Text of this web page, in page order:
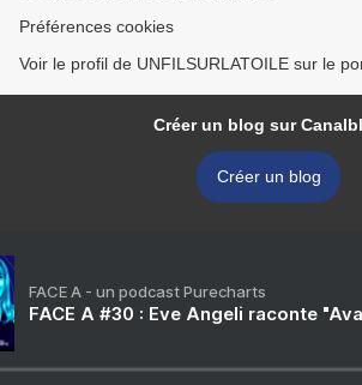
Préférences cookies
Voir le profil de UNFILSURLATOILE sur le
Créer un blog sur
Créer un blog
FACE A - un podcast Purecharts
FACE A #30 : Eve Angeli raconte